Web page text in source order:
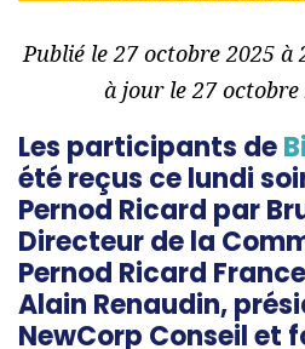
Publié le 27 octobre 2025 à
à jour le 27 octobre
Les participants de
été reçus ce lundi
Pernod Ricard par
Directeur de la
Pernod Ricard
Alain Renaudin,
NewCorp Conseil et